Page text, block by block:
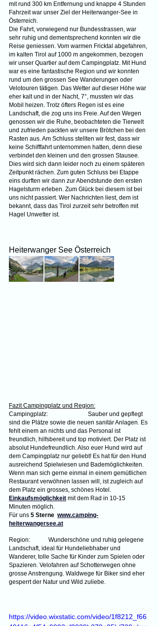
mit rund 300 km Entfernung und knappe 4 Stunden
Fahrzeit war unser Ziel der Heiterwanger-See in
Österreich.
Die Fahrt, vorwiegend nur Bundesstrassen, war
sehr ruhig und dementsprechend konnten wir die
Reise geniessen. Vom warmen Fricktal abgefahren,
im kalten Tirol auf 1000 m angekommen, bezogen
wir unser Quartier auf dem Campingplatz. Mit Hund
war es eine fantastische Region und wir konnten
rund um den grossen See Wanderungen oder
Velotouren tätigen. Das Wetter auf dieser Höhe war
eher kalt und in der Nacht, 7°, mussten wir das
Mobil heizen. Trotz öfters Regen ist es eine
Landschaft, die zog uns ins Freie. Auf den Wegen
genossen wir die Ruhe, beobachteten die Tierwelt
und zufrieden packten wir unsere Brötchen bei den
Rasten aus. Am Schluss stellten wir fest, dass wir
keine Schifffahrt unternommen hatten, denn diese
verbindet den kleinen und den grossen Stausee.
Dies wird sich dann leider noch zu einem späteren
Zeitpunkt rächen. Zum guten Schluss bei Etappe
eins durften wir dann zur Abendstunde den ersten
Hagelsturm erleben. Zum Glück bei diesem ist bei
uns nicht passiert. Wer Nachrichten liest, dem ist
bekannt, dass das Tirol zurzeit sehr betroffen mit
Hagel Unwetter ist.
Heiterwanger See Österreich
Fazit Campingplatz und Region:
Campingplatz:		Sauber und gepflegt
sind die Plätze sowie die neuen sanitär Anlagen. Es
fehlt einem an nichts und das Personal ist
freundlich, hilfsbereit und top motiviert. Der Platz ist
absolut Hundefreundlich. Also euer Hund wird auf
dem Campingplatz nur geliebt! Es hat für den Hund
ausreichend Spielwiesen und Bademöglichkeiten.
Wenn man sich gerne einmal in einem gemütlichen
Restaurant verwöhnen lassen will, ist zugleich auf
dem Platz ein grosses, schönes Hotel.
Einkaufsmöglichkeit mit dem Rad in 10-15
Minuten möglich.
Für uns 5 Sterne www.camping-
heiterwangersee.at
Region:	Wunderschöne und ruhig gelegene
Landschaft, ideal für Hundeliebhaber und
Wanderer, tolle Sache für Kinder zum Spielen oder
Spazieren. Velofahren auf Schotterwegen ohne
grosse Anstrengung. Waldwege für Biker sind eher
gesperrt der Natur und Wild zuliebe.
https://video.wixstatic.com/video/1f8212_f66